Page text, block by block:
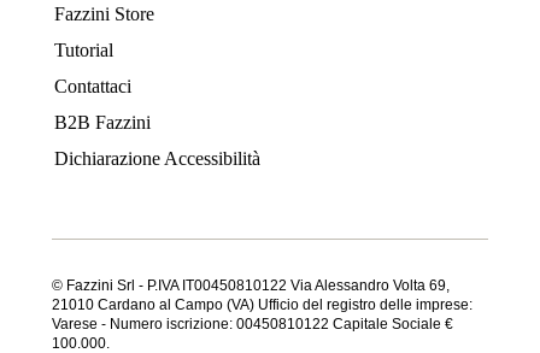
Fazzini Store
Tutorial
Contattaci
B2B Fazzini
Dichiarazione Accessibilità
© Fazzini Srl - P.IVA IT00450810122 Via Alessandro Volta 69,
21010 Cardano al Campo (VA) Ufficio del registro delle imprese:
Varese - Numero iscrizione: 00450810122 Capitale Sociale €
100.000.